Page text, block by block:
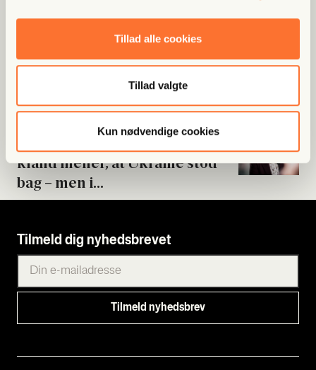
Tillad alle cookies
Tillad valgte
Kun nødvendige cookies
et: Beskyl­des for...
Nord Stream-sabo­ta­gen: Tys­
kland mener, at Ukrai­ne stod
bag – men i...
Tilmeld dig nyhedsbrevet